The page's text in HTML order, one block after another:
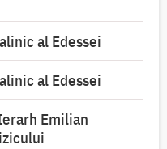
al Edessei
al Edessei
Emilian